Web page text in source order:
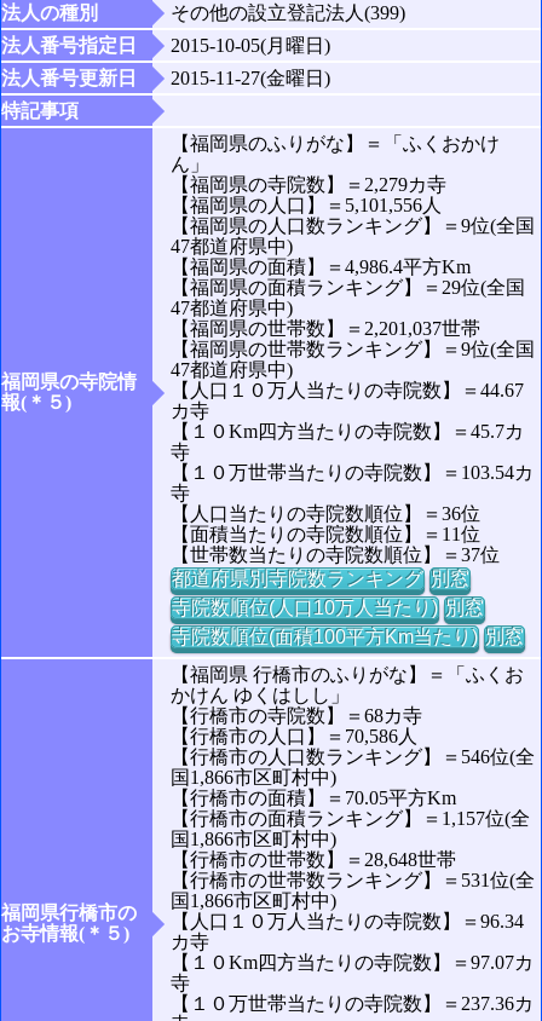
法人の種別
その他の設立登記法人(399)
法人番号指定日
2015-10-05(月曜日)
法人番号更新日
2015-11-27(金曜日)
特記事項
福岡県の寺院情
報(＊５)
【福岡県のふりがな】＝「ふくおかけ
ん」
【福岡県の寺院数】＝2,279カ寺
【福岡県の人口】＝5,101,556人
【福岡県の人口数ランキング】＝9位(全国
47都道府県中)
【福岡県の面積】＝4,986.4平方Km
【福岡県の面積ランキング】＝29位(全国
47都道府県中)
【福岡県の世帯数】＝2,201,037世帯
【福岡県の世帯数ランキング】＝9位(全国
47都道府県中)
【人口１０万人当たりの寺院数】＝44.67
カ寺
【１０Km四方当たりの寺院数】＝45.7カ
寺
【１０万世帯当たりの寺院数】＝103.54カ
寺
【人口当たりの寺院数順位】＝36位
【面積当たりの寺院数順位】＝11位
【世帯数当たりの寺院数順位】＝37位
都道府県別寺院数ランキング 別窓
寺院数順位(人口10万人当たり) 別窓
寺院数順位(面積100平方Km当たり) 別窓
福岡県行橋市の
お寺情報(＊５)
【福岡県 行橋市のふりがな】＝「ふくお
かけん ゆくはしし」
【行橋市の寺院数】＝68カ寺
【行橋市の人口】＝70,586人
【行橋市の人口数ランキング】＝546位(全
国1,866市区町村中)
【行橋市の面積】＝70.05平方Km
【行橋市の面積ランキング】＝1,157位(全
国1,866市区町村中)
【行橋市の世帯数】＝28,648世帯
【行橋市の世帯数ランキング】＝531位(全
国1,866市区町村中)
【人口１０万人当たりの寺院数】＝96.34
カ寺
【１０Km四方当たりの寺院数】＝97.07カ
寺
【１０万世帯当たりの寺院数】＝237.36カ